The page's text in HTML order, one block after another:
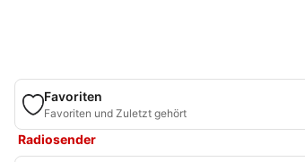
Favoriten
Favoriten und Zuletzt gehört
Radiosender